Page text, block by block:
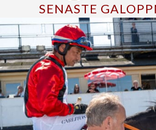
SENASTE